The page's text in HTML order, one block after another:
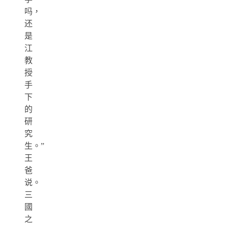
吗，
还
是
江
教
授
手
下
的
研
究
生。”
王
爸
说。
三
國
之